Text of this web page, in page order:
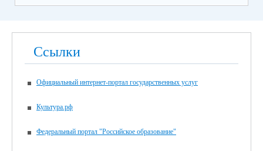
Ссылки
Официальный интернет-портал государственных услуг
Культура.рф
Федеральный портал "Российское образование"